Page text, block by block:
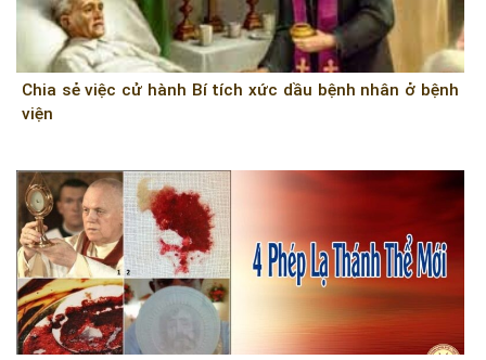
Chia sẻ việc cử hành Bí tích xức dầu bệnh nhân ở bệnh
viện